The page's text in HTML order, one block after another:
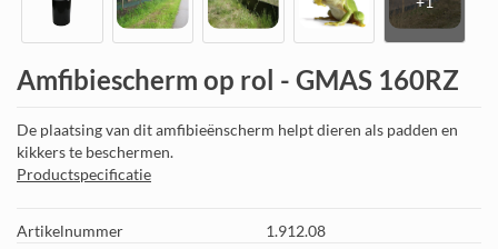
Amfibiescherm op rol - GMAS 160RZ
De plaatsing van dit amfibieënscherm helpt dieren als padden en
kikkers te beschermen.
Productspecificatie
Artikelnummer 1.912.08